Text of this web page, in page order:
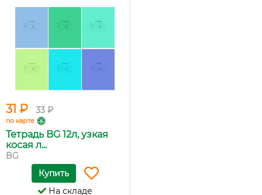
31 ₽ 33 ₽
по карте
Тетрадь BG 12л, узкая
косая л...
BG
Купить
На складе